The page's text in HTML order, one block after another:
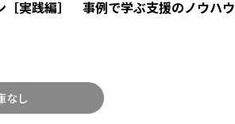
［実践編］ 事例で学ぶ支援のノウハウ
なし